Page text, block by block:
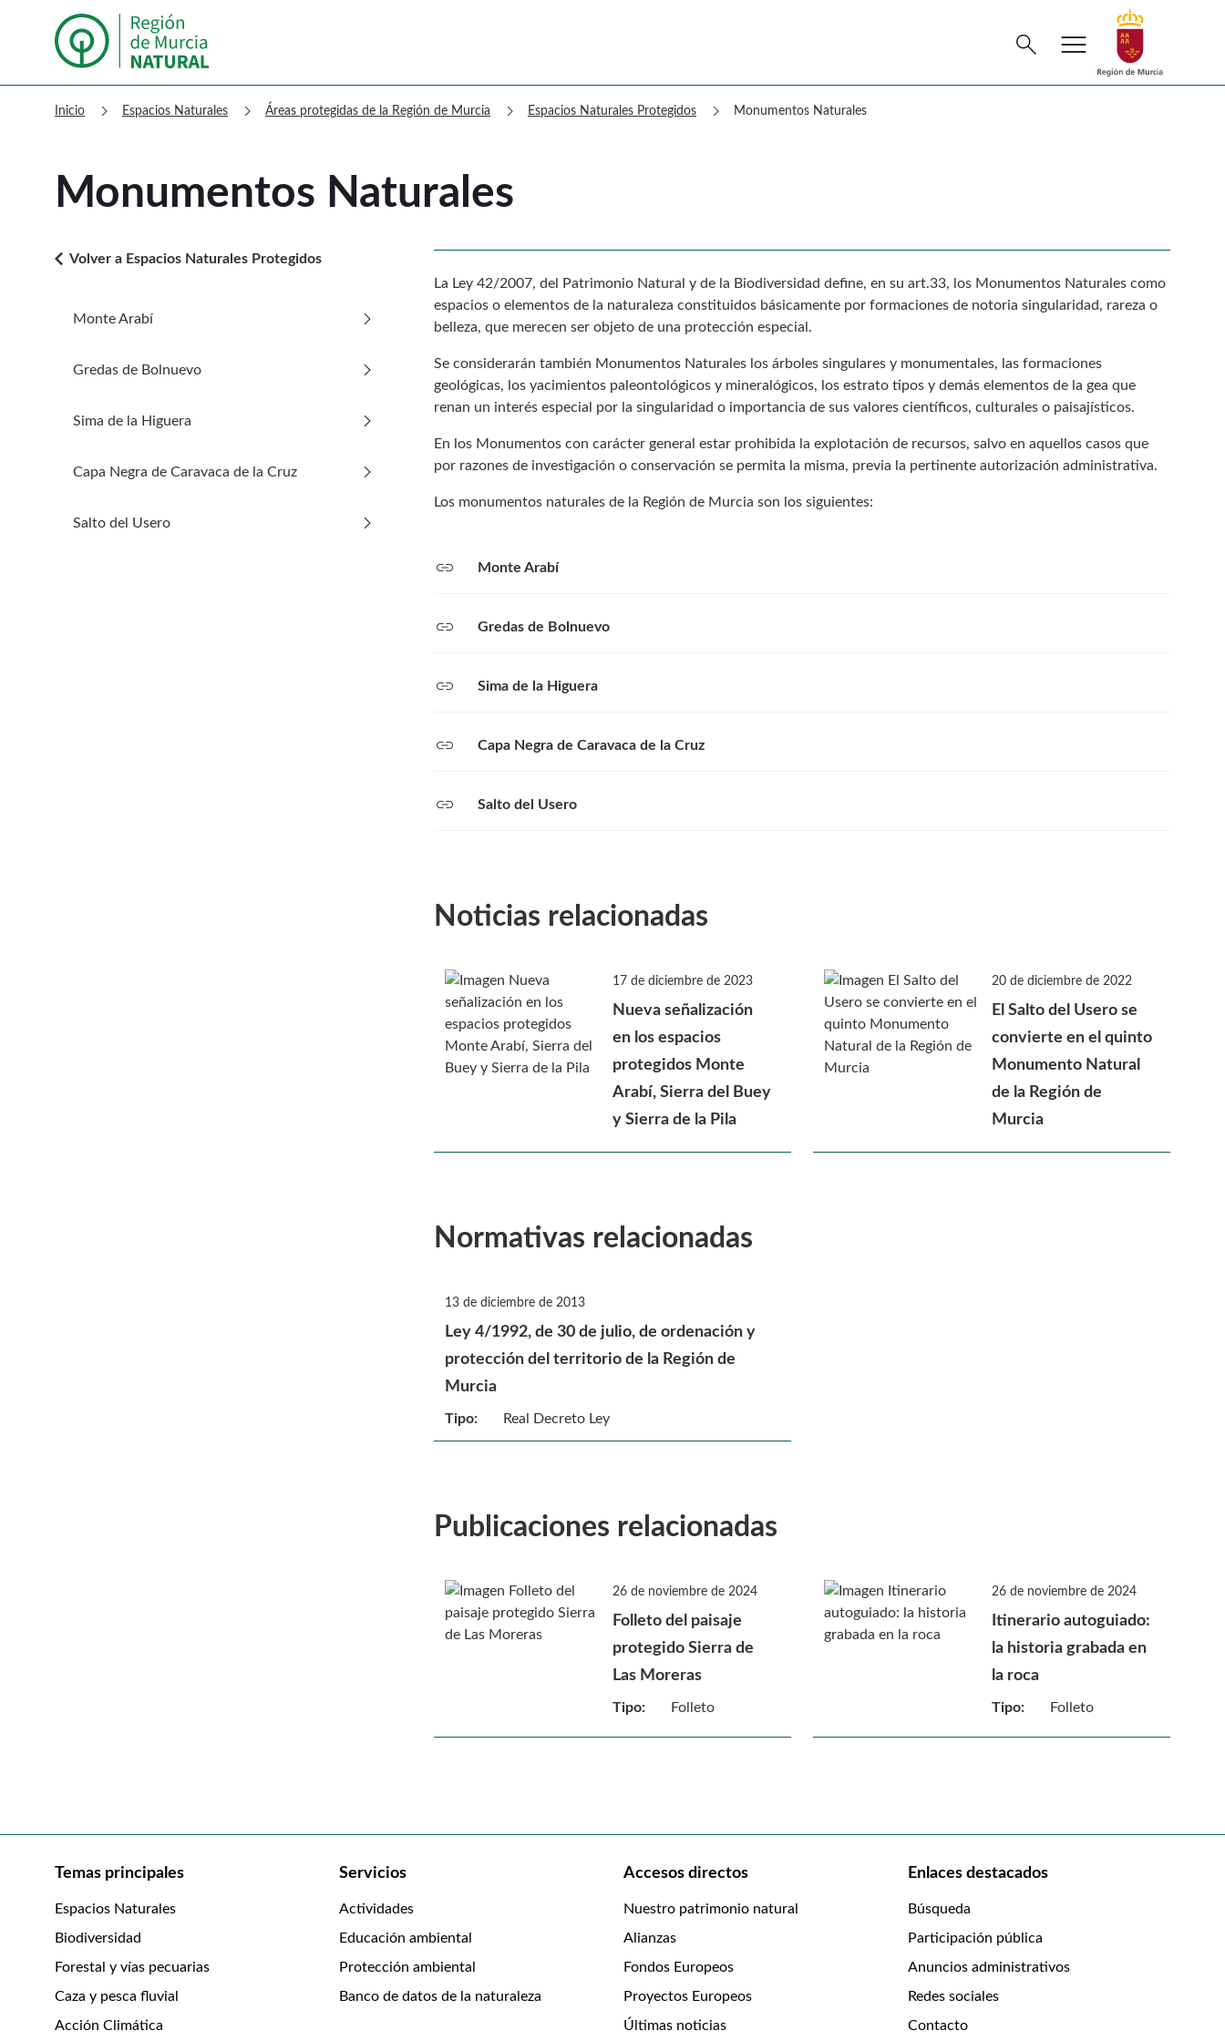
Murcia Natural Monumentos Naturales Buscar
search menu
Inicio chevron_right Espacios Naturales chevron_right Áreas protegidas de la Región de Murcia chevron_right Espacios Naturales Protegidos chevron_right Monumentos Naturales
Monumentos Naturales
arrow_back_ios Volver a Espacios Naturales Protegidos
Monte Arabí
Ir a Monte Arabí
arrow_forward_ios
Gredas de Bolnuevo
Ir a Gredas de Bolnuevo
arrow_forward_ios
Sima de la Higuera
Ir a Sima de la Higuera
arrow_forward_ios
Capa Negra de Caravaca de la Cruz
Ir a Capa Negra de Caravaca de la Cruz
arrow_forward_ios
Salto del Usero
Ir a Salto del Usero
arrow_forward_ios
La Ley 42/2007, del Patrimonio Natural y de la Biodiversidad define, en su art.33, los Monumentos Naturales como
espacios o elementos de la naturaleza constituidos básicamente por formaciones de notoria singularidad, rareza o
belleza, que merecen ser objeto de una protección especial.
Se considerarán también Monumentos Naturales los árboles singulares y monumentales, las formaciones
geológicas, los yacimientos paleontológicos y mineralógicos, los estrato tipos y demás elementos de la gea que
renan un interés especial por la singularidad o importancia de sus valores científicos, culturales o paisajísticos.
En los Monumentos con carácter general estar prohibida la explotación de recursos, salvo en aquellos casos que
por razones de investigación o conservación se permita la misma, previa la pertinente autorización administrativa.
Los monumentos naturales de la Región de Murcia son los siguientes:
link Monte Arabí
link Gredas de Bolnuevo
link Sima de la Higuera
link Capa Negra de Caravaca de la Cruz
link Salto del Usero
Noticias relacionadas
17 de diciembre de 2023
Nueva señalización
en los espacios
protegidos Monte
Arabí, Sierra del Buey
y Sierra de la Pila
20 de diciembre de 2022
El Salto del Usero se
convierte en el quinto
Monumento Natural
de la Región de
Murcia
Normativas relacionadas
13 de diciembre de 2013
Ley 4/1992, de 30 de julio, de ordenación y
protección del territorio de la Región de
Murcia
Tipo: Real Decreto Ley
Publicaciones relacionadas
26 de noviembre de 2024
Folleto del paisaje
protegido Sierra de
Las Moreras
Tipo: Folleto
26 de noviembre de 2024
Itinerario autoguiado:
la historia grabada en
la roca
Tipo: Folleto
Temas principales
Espacios Naturales
Biodiversidad
Forestal y vías pecuarias
Caza y pesca fluvial
Acción Climática
Servicios
Actividades
Educación ambiental
Protección ambiental
Banco de datos de la naturaleza
Accesos directos
Nuestro patrimonio natural
Alianzas
Fondos Europeos
Proyectos Europeos
Últimas noticias
Enlaces destacados
Búsqueda
Participación pública
Anuncios administrativos
Redes sociales
Contacto